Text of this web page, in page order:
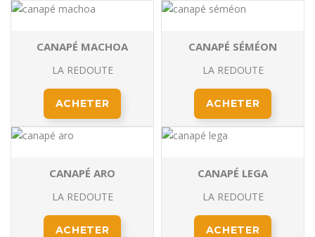
CANAPÉ MACHOA
LA REDOUTE
ACHETER
CANAPÉ SÉMÉON
LA REDOUTE
ACHETER
CANAPÉ ARO
LA REDOUTE
ACHETER
CANAPÉ LEGA
LA REDOUTE
ACHETER